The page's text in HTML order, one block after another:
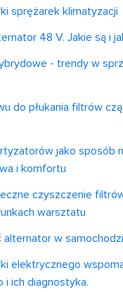
sprężarek klimatyzacji
48 V. Jakie są i
- trendy w
do płukania filtrów
jako sposób
i komfortu
czyszczenie
warsztatu
alternator w
elektrycznego
i ich diagnostyka.